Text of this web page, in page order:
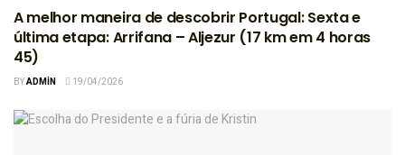
A melhor maneira de descobrir Portugal: Sexta e
última etapa: Arrifana – Aljezur (17 km em 4 horas
45)
BYADMIN 19/04/2026